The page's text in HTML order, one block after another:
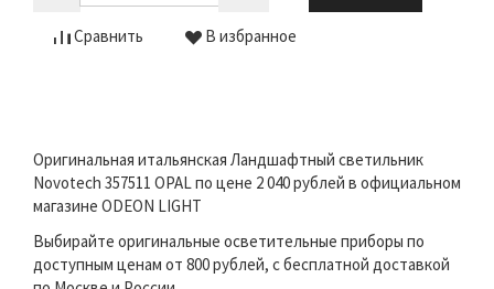
Сравнить В избранное
Оригинальная итальянская Ландшафтный светильник
Novotech 357511 OPAL по цене 2 040 рублей в официальном
магазине ODEON LIGHT
Выбирайте оригинальные осветительные приборы по
доступным ценам от 800 рублей, с бесплатной доставкой